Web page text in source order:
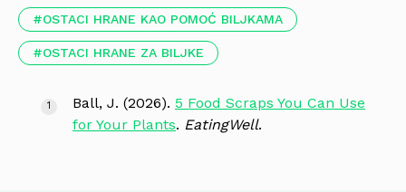
OSTACI HRANE KAO POMOĆ BILJKAMA
OSTACI HRANE ZA BILJKE
Ball, J. (2026). 5 Food Scraps You Can Use
for Your Plants. EatingWell.